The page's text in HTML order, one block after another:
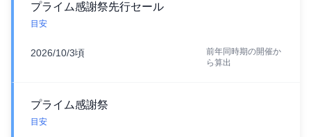
プライム感謝祭先行セール
目安
2026/10/3頃
前年同時期の開催か
ら算出
プライム感謝祭
目安